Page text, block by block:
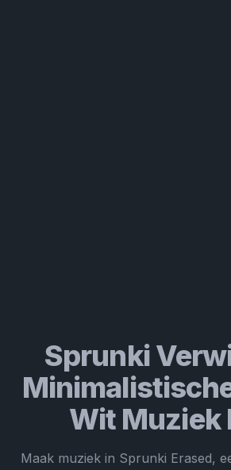
Sprunki
Wit Muziek
Maak muziek in Sprunki Erased,